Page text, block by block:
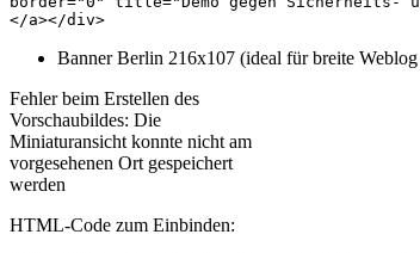
</a></div>
Banner Berlin 216x107 (ideal für breite Weblog
Fehler beim Erstellen des
Vorschaubildes: Die
Miniaturansicht konnte nicht am
vorgesehenen Ort gespeichert
werden
HTML-Code zum Einbinden: